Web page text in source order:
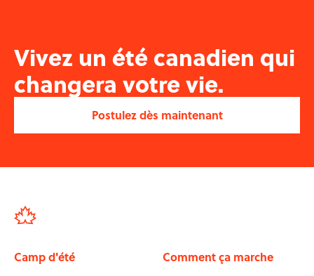
Vivez un été canadien qui
changera votre vie.
Postulez dès maintenant
Camp d'été Comment ça marche